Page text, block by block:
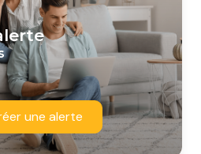
une alerte